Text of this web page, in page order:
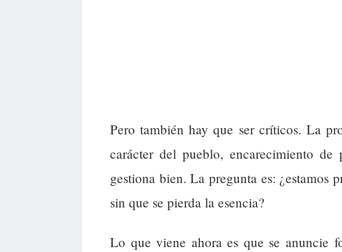
Pero también hay que ser críticos. La
carácter del pueblo, encarecimiento
gestiona bien. La pregunta es: ¿estamos
sin que se pierda la esencia?
Lo que viene ahora es que se anuncie